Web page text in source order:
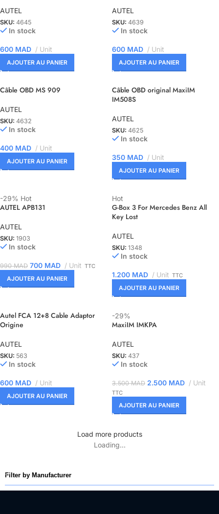
Filter by Manufacturer
AUTEL
SKU: 4645
In stock
600 MAD Unit
AJOUTER AU PANIER
AUTEL
SKU: 4639
In stock
600 MAD Unit
AJOUTER AU PANIER
Câble OBD MS 909
AUTEL
SKU: 4632
In stock
400 MAD Unit
AJOUTER AU PANIER
Câble OBD original MaxiIM
IM508S
AUTEL
SKU: 4625
In stock
350 MAD Unit
AJOUTER AU PANIER
-29% Hot
AUTEL APB131
AUTEL
SKU: 1903
In stock
990MAD 700 MAD Unit TTC
AJOUTER AU PANIER
Hot
G-Box 3 For Mercedes Benz All
Key Lost
AUTEL
SKU: 1348
In stock
1.200 MAD Unit TTC
AJOUTER AU PANIER
Autel FCA 12+8 Cable Adaptor
Origine
AUTEL
SKU: 563
In stock
600 MAD Unit
AJOUTER AU PANIER
-29%
MaxiIM IMKPA
AUTEL
SKU: 437
In stock
3.500MAD 2.500 MAD Unit
TTC
AJOUTER AU PANIER
Load more products
Loading...